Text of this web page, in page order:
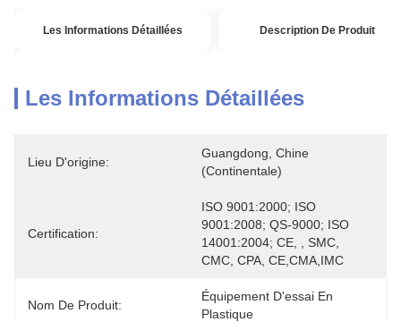
Les Informations Détaillées Description De Produit
Les Informations Détaillées
Lieu D'origine:
Guangdong, Chine
(continentale)
Certification:
ISO 9001:2000; ISO
9001:2008; QS-9000; ISO
14001:2004; CE, , SMC,
CMC, CPA, CE,CMA,IMC
Nom De Produit:
Équipement D'essai En
Plastique